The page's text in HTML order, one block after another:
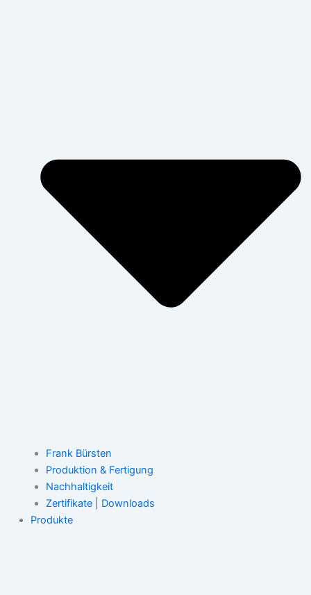
Frank Bürsten
Produktion & Fertigung
Nachhaltigkeit
Zertifikate | Downloads
Produkte